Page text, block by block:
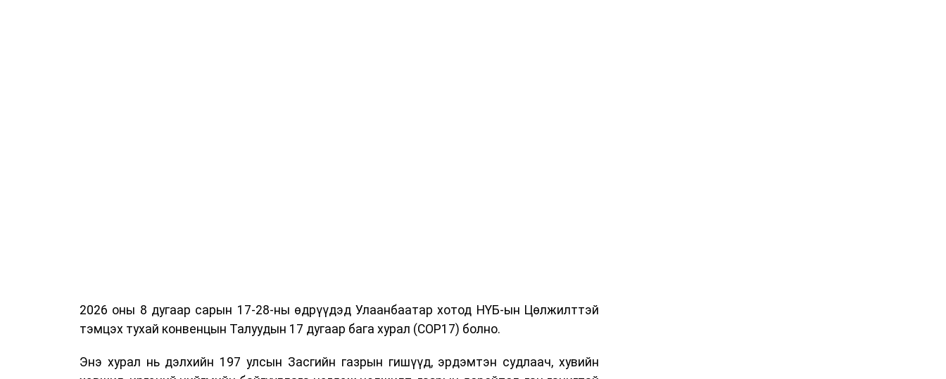
2026 оны 8 дугаар сарын 17-28-ны өдрүүдэд Улаанбаатар хотод НҮБ-ын Цөлжилттэй
тэмцэх тухай конвенцын Талуудын 17 дугаар бага хурал (COP17) болно.
Энэ хурал нь дэлхийн 197 улсын Засгийн газрын гишүүд, эрдэмтэн судлаач, хувийн